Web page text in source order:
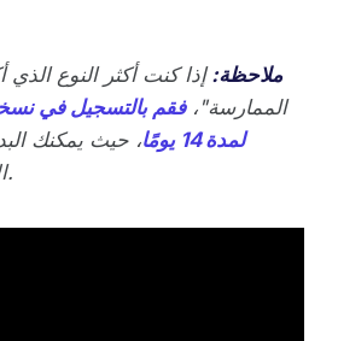
ملاحظة:إذا كنت أكثر النوع الذي
الممارسة"،فقم بالتسجيل في
لمدة 14 يومًا
، حيث يمكنك
الإلكتروني على الفور.